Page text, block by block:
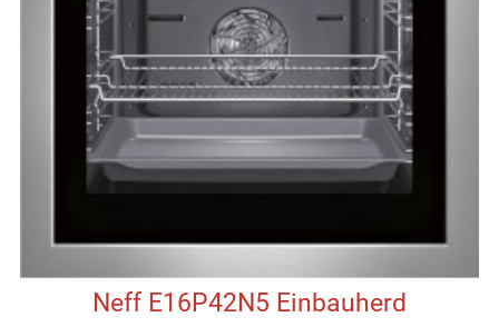
Neff E16P42N5 Einbauherd